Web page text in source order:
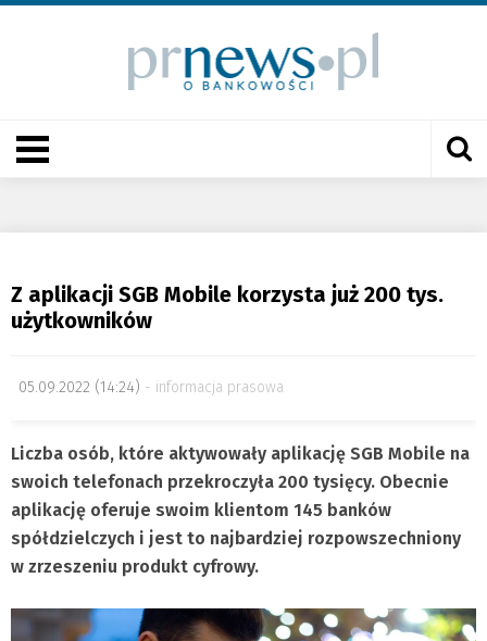
Z aplikacji SGB Mobile korzysta już 200 tys.
użytkowników
05.09.2022 (14:24) informacja prasowa
Liczba osób, które aktywowały aplikację SGB Mobile na
swoich telefonach przekroczyła 200 tysięcy. Obecnie
aplikację oferuje swoim klientom 145 banków
spółdzielczych i jest to najbardziej rozpowszechniony
w zrzeszeniu produkt cyfrowy.